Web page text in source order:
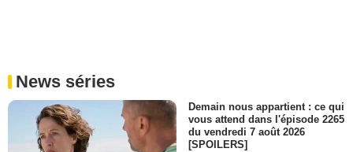
News séries
Demain nous appartient : ce qui
vous attend dans l'épisode 2265
du vendredi 7 août 2026
[SPOILERS]